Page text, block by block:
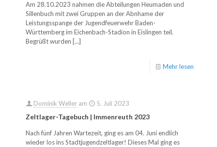
Am 28.10.2023 nahmen die Abteilungen Heumaden und
Sillenbuch mit zwei Gruppen an der Abnhame der
Leistungsspange der Jugendfeuerwehr Baden-
Württemberg im Eichenbach-Stadion in Eislingen teil.
Begrüßt wurden […]
Mehr lesen
Dominik Weller am 5. Juli 2023
Zeltlager-Tagebuch | Immenreuth 2023
Nach fünf Jahren Wartezeit, ging es am 04. Juni endlich
wieder los ins Stadtjugendzeltlager! Dieses Mal ging es